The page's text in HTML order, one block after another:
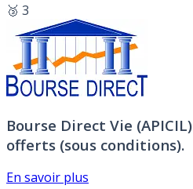
🥉 3
Bourse Direct Vie (APICIL)
offerts (sous conditions).
En savoir plus